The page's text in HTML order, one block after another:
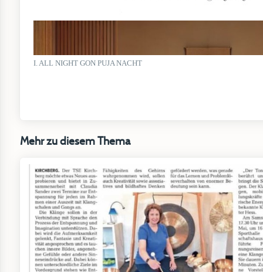
I. ALL NIGHT GON PUJA NACHT
Mehr zu diesem Thema